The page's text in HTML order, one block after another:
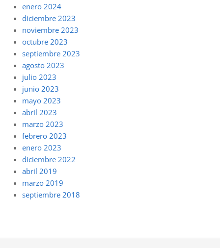
enero 2024
diciembre 2023
noviembre 2023
octubre 2023
septiembre 2023
agosto 2023
julio 2023
junio 2023
mayo 2023
abril 2023
marzo 2023
febrero 2023
enero 2023
diciembre 2022
abril 2019
marzo 2019
septiembre 2018